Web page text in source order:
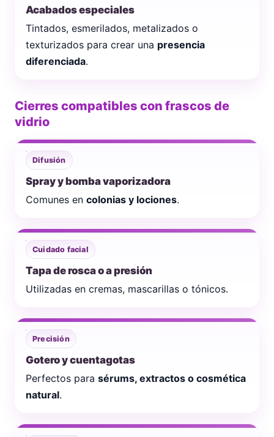
Acabados especiales
Tintados, esmerilados, metalizados o
texturizados para crear una presencia
diferenciada.
Cierres compatibles con frascos de
vidrio
Difusión
Spray y bomba vaporizadora
Comunes en colonias y lociones.
Cuidado facial
Tapa de rosca o a presión
Utilizadas en cremas, mascarillas o tónicos.
Precisión
Gotero y cuentagotas
Perfectos para sérums, extractos o cosmética
natural.